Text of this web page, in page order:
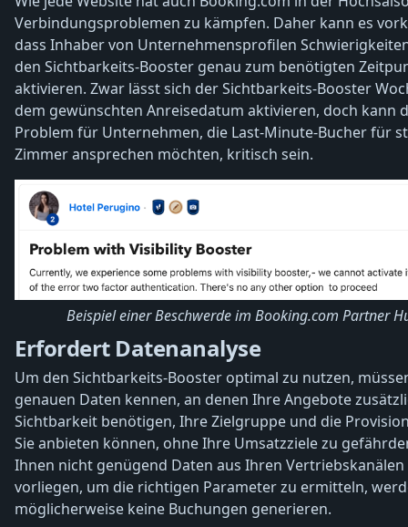
Verbindungsproblemen zu kämpfen. Daher kann es
dass Inhaber von Unternehmensprofilen
den Sichtbarkeits-Booster genau zum benötigten
aktivieren. Zwar lässt sich der Sichtbarkeits-Booster
dem gewünschten Anreisedatum aktivieren, doch kann
Problem für Unternehmen, die Last-Minute-Bucher für
Zimmer ansprechen möchten, kritisch sein.
Beispiel einer Beschwerde im Booking.com Partner
Erfordert Datenanalyse
Um den Sichtbarkeits-Booster optimal zu nutzen,
genauen Daten kennen, an denen Ihre Angebote
Sichtbarkeit benötigen, Ihre Zielgruppe und die
Sie anbieten können, ohne Ihre Umsatzziele zu
Ihnen nicht genügend Daten aus Ihren Vertriebskanälen
vorliegen, um die richtigen Parameter zu ermitteln,
möglicherweise keine Buchungen generieren.